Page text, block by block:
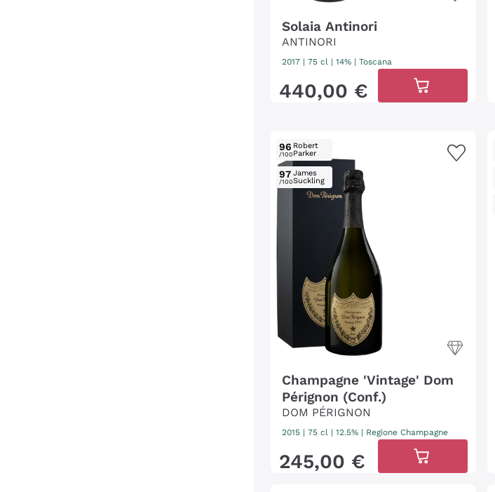
Solaia Antinori
ANTINORI
2017 | 75 cl | 14% | Toscana
440,00 €
96
/100
Robert
Parker
97
/100
James
Suckling
Champagne 'Vintage' Dom
Pérignon (Conf.)
DOM PÉRIGNON
2015 | 75 cl | 12.5% | Regione Champagne
245,00 €